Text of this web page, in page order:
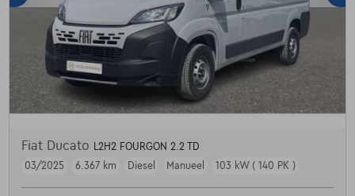
Fiat Ducato L2H2 FOURGON 2.2 TD
03/2025
6.367 km Diesel Manueel 103 kW ( 140 PK )